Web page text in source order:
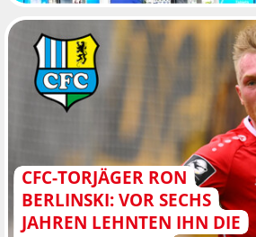
CFC-TORJÄGER RON
BERLINSKI: VOR SECHS
JAHREN LEHNTEN IHN DIE